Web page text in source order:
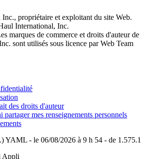
Inc., propriétaire et exploitant du site Web.
International, Inc.
marques de commerce et droits d'auteur de
sont utilisés sous licence par Web Team
des droits d'auteur
partager mes renseignements personnels
YAML - le 06/08/2026 à 9 h 54 - de 1.575.1
Appli